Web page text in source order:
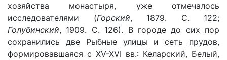
хозяйства монастыря, уже отмечалось
исследователями (Горский, 1879. С. 122;
Голубинский, 1909. С. 126). В городе до сих пор
сохранились две Рыбные улицы и сеть прудов,
формировавшаяся с XV-XVI вв.: Келарский, Белый,